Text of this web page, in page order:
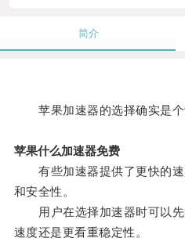
简介
苹果加速器的选择确实是个
苹果什么加速器免费
有些加速器提供了更快的速
和安全性。
用户在选择加速器时可以先
速度还是更看重稳定性。